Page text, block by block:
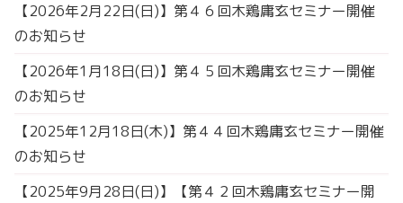
【2026年2月22日(日)】第４６回木鶏庸玄セミナー開催
のお知らせ
【2026年1月18日(日)】第４５回木鶏庸玄セミナー開催
のお知らせ
【2025年12月18日(木)】第４４回木鶏庸玄セミナー開催
のお知らせ
【2025年9月28日(日)】【第４２回木鶏庸玄セミナー開